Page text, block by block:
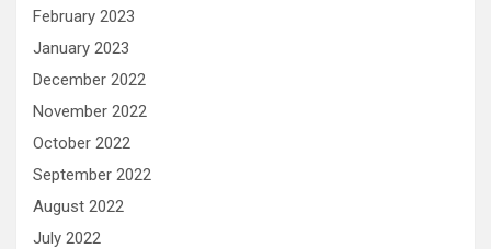
February 2023
January 2023
December 2022
November 2022
October 2022
September 2022
August 2022
July 2022